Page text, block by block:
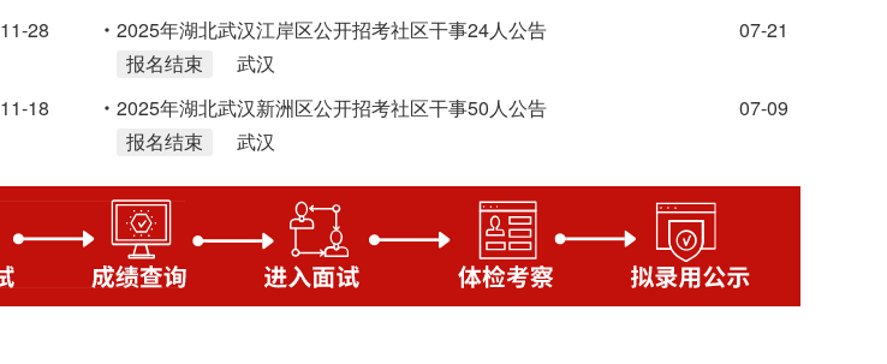
11-28
11-18
2025年湖北武汉江岸区公开招考社区干事24人公告
07-21
报名结束
武汉
2025年湖北武汉新洲区公开招考社区干事50人公告
07-09
报名结束
武汉